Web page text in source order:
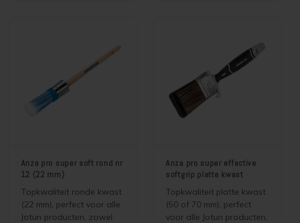
diverse wandweefsels.
Anza pro super soft rond nr
12 (22 mm)
Topkwaliteit ronde kwast
(22 mm), perfect voor alle
Jotun producten, zowel
Anza pro super effective
softgrip platte kwast
Topkwaliteit platte kwast
(50 of 70 mm), perfect
voor alle Jotun producten,